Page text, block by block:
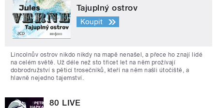
Tajuplný ostrov
Koupit
Lincolnův ostrov nikdo nikdy na mapě nenašel, a přece ho znají lidé
na celém světě. Už déle než sto třicet let na něm prožívají
dobrodružství s pěticí trosečníků, kteří na něm našli útočiště, a
hlavně nejedno tajemství.
80 LIVE